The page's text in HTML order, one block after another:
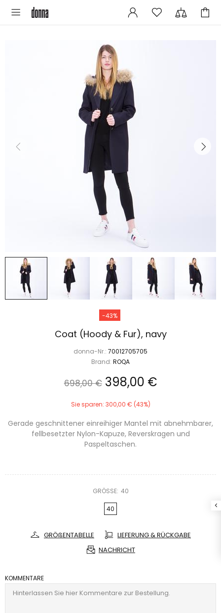
-43%
Coat (Hoody & Fur), navy
donna-Nr.: 70012705705
Brand: ROQA
698,00 € 398,00 €
Sie sparen: 300,00 € (43%)
Gerade geschnittener einreihiger Mantel mit abnehmbarer,
fellbesetzter Nylon-Kapuze, Reverskragen und
Paspeltaschen.
GRÖSSE: 40
40
GRÖßENTABELLE
LIEFERUNG & RÜCKGABE
NACHRICHT
KOMMENTARE